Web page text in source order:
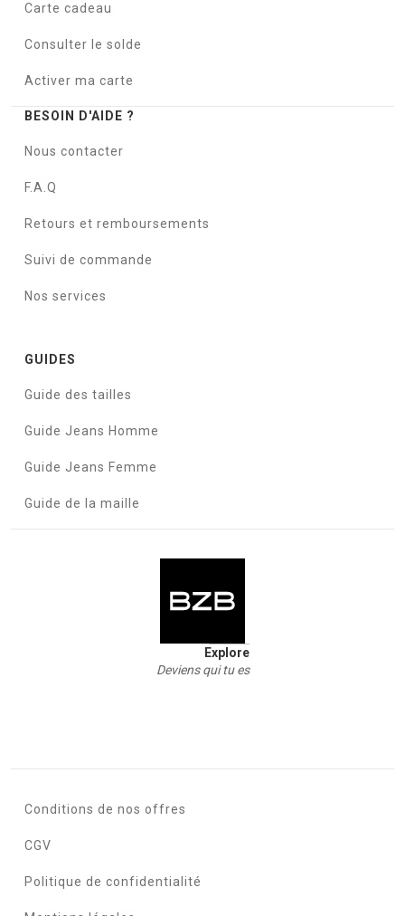
Carte cadeau
Consulter le solde
Activer ma carte
BESOIN D'AIDE ?
Nous contacter
F.A.Q
Retours et remboursements
Suivi de commande
Nos services
GUIDES
Guide des tailles
Guide Jeans Homme
Guide Jeans Femme
Guide de la maille
Explore
Deviens qui tu es
Conditions de nos offres
CGV
Politique de confidentialité